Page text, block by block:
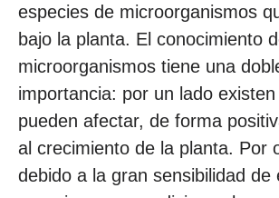
especies de microorganismos
bajo la planta. El conocimiento
microorganismos tiene una
importancia: por un lado
pueden afectar, de forma
al crecimiento de la planta. Por
debido a la gran sensibilidad de